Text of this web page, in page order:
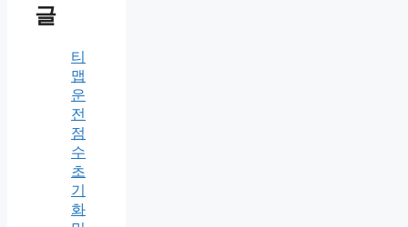
글
티
맵
운
전
점
수
초
기
화